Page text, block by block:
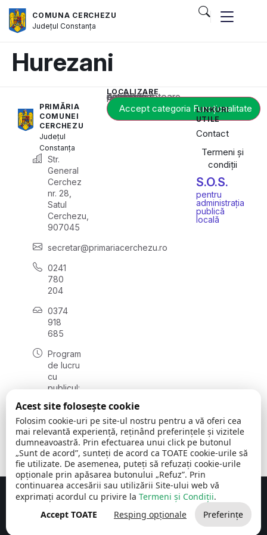
COMUNA CERCHEZU
JudețulConstanța
Hurezani
PRIMĂRIA
COMUNEI
CERCHEZU
Județul
Constanța
Str.
General
Cerchez
nr. 28,
Satul
Cerchezu,
907045
secretar@primariacerchezu.ro
0241
780
204
0374
918
685
Program
de lucru
cu
publicul:
08:00 -
16:30
, vineri:
08:00 -
14:00
LOCALIZARE
Acest conținut este blocat până când acceptați categoria corespunzătoare de cookie-uri.
Accept categoria Funcționalitate
LINKURI
UTILE
Contact
Termeni și
condiții
S.O.S.
pentru
administrația
publică
locală
Comuna Cerchezu © 2026Toate drepturile rezervate
Concept realizat de Big Media Relații Publice SRL
Acest site folosește cookie
Folosim cookie-uri pe site-ul nostru pentru a vă oferi cea
mai relevantă experiență, reținând preferințele și vizitele
dumneavoastră. Prin efectuarea unui click pe butonul
„Sunt de acord”, sunteți de acord ca TOATE cookie-urile să
fie utilizate. De asemenea, puteți să refuzați cookie-urile
opționale prin apăsarea butonului „Refuz”. Prin
continuarea accesării sau utilizării Site-ului web vă
exprimați acordul cu privire la Termeni și Condiții.
Accept TOATE
Resping opționale Preferințe